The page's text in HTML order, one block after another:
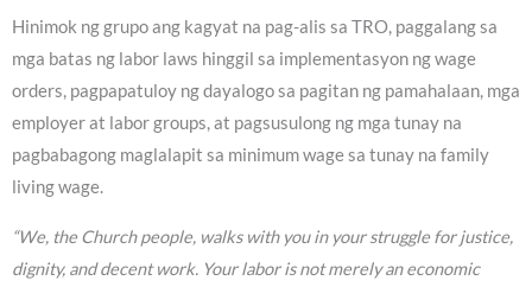
Hinimok ng grupo ang kagyat na pag-alis sa TRO, paggalang sa
mga batas ng labor laws hinggil sa implementasyon ng wage
orders, pagpapatuloy ng dayalogo sa pagitan ng pamahalaan, mga
employer at labor groups, at pagsusulong ng mga tunay na
pagbabagong maglalapit sa minimum wage sa tunay na family
living wage.
“We, the Church people, walks with you in your struggle for justice,
dignity, and decent work. Your labor is not merely an economic